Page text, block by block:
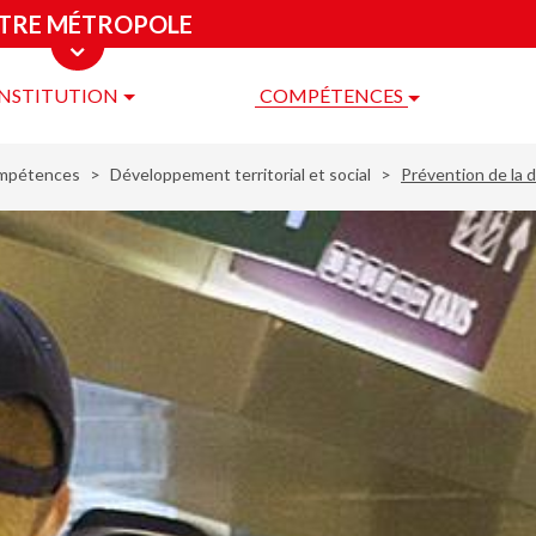
MÉTROPOLE
COMPÉTENCES
Développement territorial et social Prévention de la